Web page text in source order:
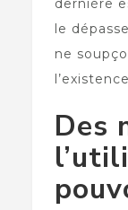
dernière
le
ne
Des